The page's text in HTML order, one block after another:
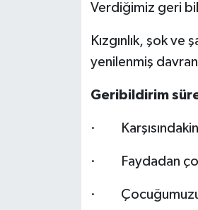
Verdiğimiz geri
Kızgınlık, şok
yenilenmiş
Geribildirim
·
· Faydadan çok
· Çocuğumuzun